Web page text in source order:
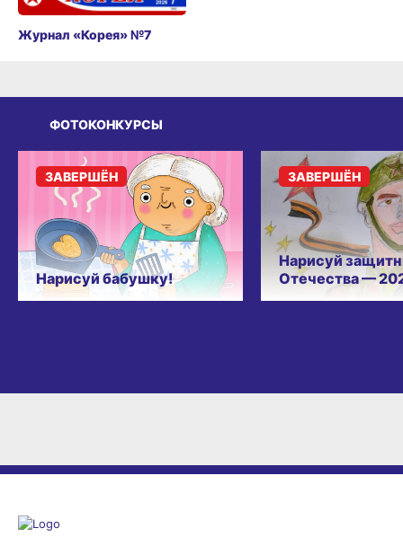
Журнал «Корея» №7
ФОТОКОНКУРСЫ
Нарисуй бабушку!
ЗАВЕРШЁН
Нарисуй
Отечества —
ЗАВЕРШЁН